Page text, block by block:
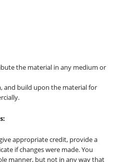
the material in any medium or
build upon the material for
appropriate credit, provide a
if changes were made. You
manner, but not in any way that